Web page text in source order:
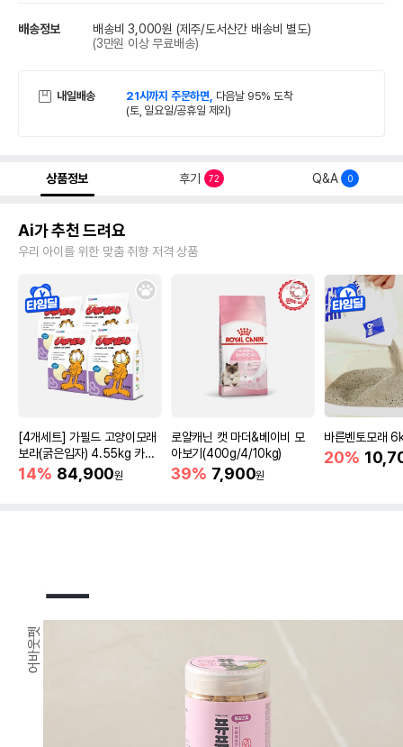
배송정보 배송비 3,000원 (제주/도서산간 배송비 별도)
(3만원 이상 무료배송)
내일배송 21시까지 주문하면, 다음날 95% 도착
(토, 일요일/공휴일 제외)
상품정보 후기 72 Q&A 0
Ai가 추천 드려요
우리 아이를 위한 맞춤 취향 저격 상품
[4개세트] 가필드 고양이모래
보라(굵은입자) 4.55kg 카사
바모래
14% 84,900원
로얄캐닌 캣 마더&베이비 모
아보기(400g/4/10kg)
39% 7,900원
바른벤토모래
20%